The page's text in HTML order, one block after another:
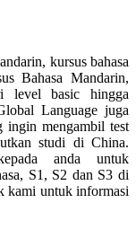
kursus bahasa
Bahasa Mandarin,
level basic hingga
Language juga
ingin mengambil test
studi di China.
anda untuk
S1, S2 dan S3 di
kami untuk informasi